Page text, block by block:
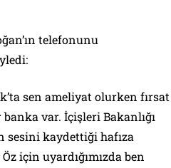
telefonunu
sen ameliyat olurken fırsat
var. İçişleri Bakanlığı
sesini kaydettiği hafıza
için uyardığımızda ben